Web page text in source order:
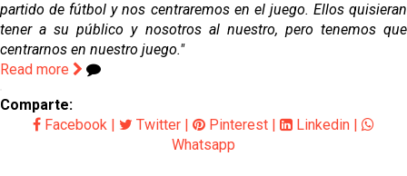
partido de fútbol y nos centraremos en el juego. Ellos quisieran
tener a su público y nosotros al nuestro, pero tenemos que
centrarnos en nuestro juego."
Read more
Comparte:
Facebook | Twitter | Pinterest | Linkedin |
Whatsapp